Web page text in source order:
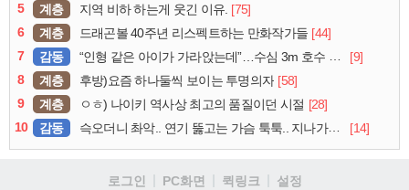
5
계층 지역 비하 하는게 웃긴 이유. [75]
6
계층 드래곤볼 40주년 리스펙트하는 만화작가들 [44]
7
감동 “인형 같은 아이가 가라앉는데”…수심 3m 호수 뛰어든 60대 의인
[9]
8
계층 후방)요즘 하나둘씩 보이는 투명의자 [58]
9
계층 ㅇㅎ) 나이키 역사상 최고의 품질이던 시절 [28]
10
감동 슥오더니 촤악.. 연기 뚫고는 가슴 툭툭.. 지나가던 아재의 정체 [14]
로그인 PC화면 퀵링크
설정